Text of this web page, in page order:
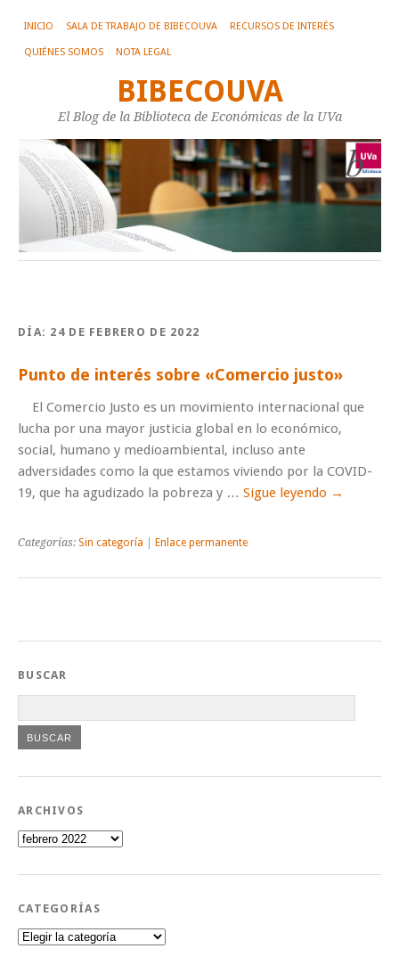
INICIO SALA DE TRABAJO DE BIBECOUVA RECURSOS DE INTERÉS
QUIÉNES SOMOS NOTA LEGAL
BIBECOUVA
El Blog de la Biblioteca de Económicas de la UVa
DÍA: 24 DE FEBRERO DE 2022
Punto de interés sobre «Comercio justo»
El Comercio Justo es un movimiento internacional que
lucha por una mayor justicia global en lo económico,
social, humano y medioambiental, incluso ante
adversidades como la que estamos viviendo por la COVID-
19, que ha agudizado la pobreza y … Sigue leyendo →
Categorías: Sin categoría Enlace permanente
BUSCAR
ARCHIVOS
Archivos
CATEGORÍAS
Categorías